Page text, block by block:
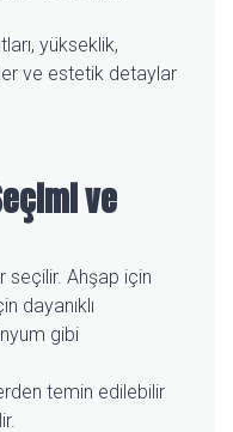
yükseklik,
ve estetik detaylar
ve
seçilir. Ahşap için
dayanıklı
gibi
temin edilebilir